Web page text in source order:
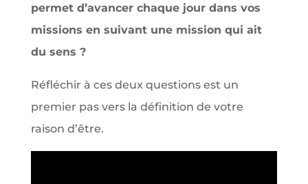
permet d’avancer chaque jour dans vos
missions en suivant une mission qui ait
du sens ?
Réfléchir à ces deux questions est un
premier pas vers la définition de votre
raison d’être.